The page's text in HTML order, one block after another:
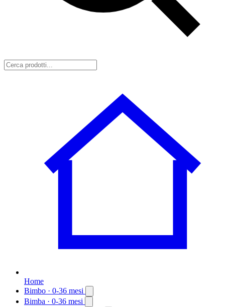
Home
Bimbo · 0-36 mesi
Bimba · 0-36 mesi